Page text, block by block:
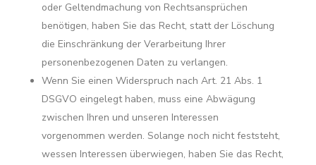
oder Geltendmachung von Rechtsansprüchen
benötigen, haben Sie das Recht, statt der Löschung
die Einschränkung der Verarbeitung Ihrer
personenbezogenen Daten zu verlangen.
Wenn Sie einen Widerspruch nach Art. 21 Abs. 1
DSGVO eingelegt haben, muss eine Abwägung
zwischen Ihren und unseren Interessen
vorgenommen werden. Solange noch nicht feststeht,
wessen Interessen überwiegen, haben Sie das Recht,